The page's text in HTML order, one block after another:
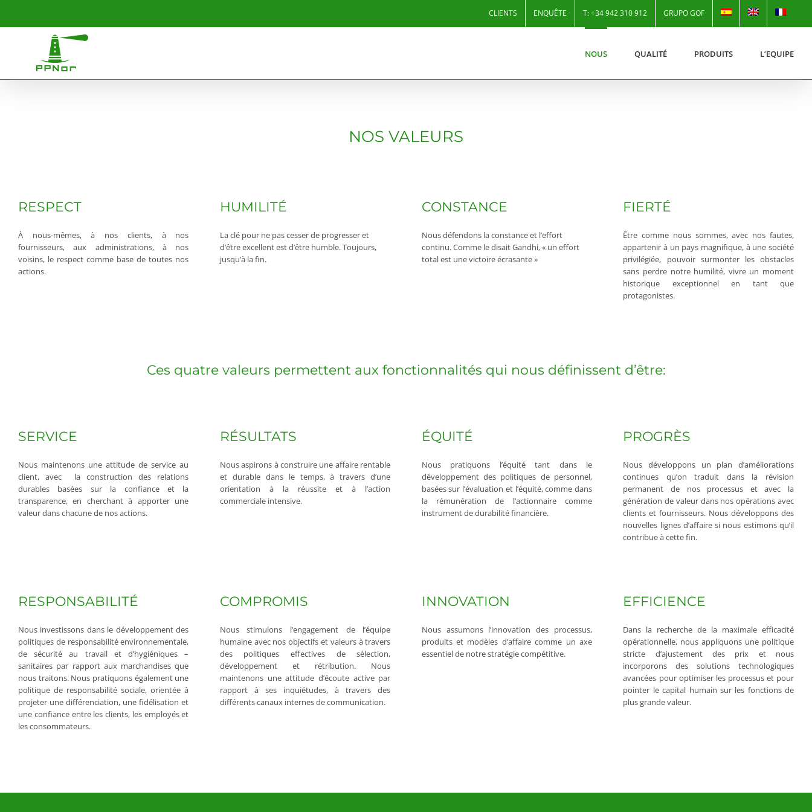
content
CLIENTS ENQUÊTE T: +34 942 310 912 GRUPO GOF
NOUS QUALITÉ PRODUITS L’EQUIPE
NOS VALEURS
RESPECT
À nous-mêmes, à nos clients, à nos
fournisseurs, aux administrations, à nos
voisins, le respect comme base de toutes nos
actions.
HUMILITÉ
La clé pour ne pas cesser de progresser et
d’être excellent est d’être humble. Toujours,
jusqu’à la fin.
CONSTANCE
Nous défendons la constance et l’effort
continu. Comme le disait Gandhi, « un effort
total est une victoire écrasante »
FIERTÉ
Être comme nous sommes, avec nos fautes,
appartenir à un pays magnifique, à une société
privilégiée, pouvoir surmonter les obstacles
sans perdre notre humilité, vivre un moment
historique exceptionnel en tant que
protagonistes.
Ces quatre valeurs permettent aux fonctionnalités qui nous définissent d’être:
SERVICE
Nous maintenons une attitude de service au
client, avec la construction des relations
durables basées sur la confiance et la
transparence, en cherchant à apporter une
valeur dans chacune de nos actions.
RÉSULTATS
Nous aspirons à construire une affaire rentable
et durable dans le temps, à travers d’une
orientation à la réussite et à l’action
commerciale intensive.
ÉQUITÉ
Nous pratiquons l’équité tant dans le
développement des politiques de personnel,
basées sur l’évaluation et l’équité, comme dans
la rémunération de l’actionnaire comme
instrument de durabilité financière.
PROGRÈS
Nous développons un plan d’améliorations
continues qu’on traduit dans la révision
permanent de nos processus et avec la
génération de valeur dans nos opérations avec
clients et fournisseurs. Nous développons des
nouvelles lignes d’affaire si nous estimons qu’il
contribue à cette fin.
RESPONSABILITÉ
Nous investissons dans le développement des
politiques de responsabilité environnementale,
de sécurité au travail et d’hygiéniques –
sanitaires par rapport aux marchandises que
nous traitons. Nous pratiquons également une
politique de responsabilité sociale, orientée à
projeter une différenciation, une fidélisation et
une confiance entre les clients, les employés et
les consommateurs.
COMPROMIS
Nous stimulons l’engagement de l’équipe
humaine avec nos objectifs et valeurs à travers
des politiques effectives de sélection,
développement et rétribution. Nous
maintenons une attitude d’écoute active par
rapport à ses inquiétudes, à travers des
différents canaux internes de communication.
INNOVATION
Nous assumons l’innovation des processus,
produits et modèles d’affaire comme un axe
essentiel de notre stratégie compétitive.
EFFICIENCE
Dans la recherche de la maximale efficacité
opérationnelle, nous appliquons une politique
stricte d’ajustement des prix et nous
incorporons des solutions technologiques
avancées pour optimiser les processus et pour
pointer le capital humain sur les fonctions de
plus grande valeur.